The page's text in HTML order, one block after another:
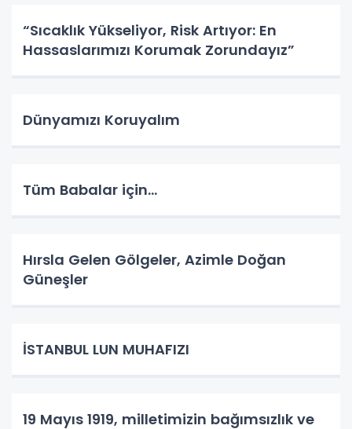
“Sıcaklık Yükseliyor, Risk Artıyor: En
Hassaslarımızı Korumak Zorundayız”
Dünyamızı Koruyalım
Tüm Babalar için...
Hırsla Gelen Gölgeler, Azimle Doğan
Güneşler
İSTANBUL LUN MUHAFIZI
19 Mayıs 1919, milletimizin bağımsızlık ve